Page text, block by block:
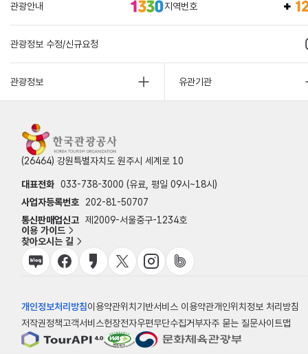
관광안내 지역번호
관광정보 수정/신규요청
관광정보 유관기관
(26464) 강원특별자치도 원주시 세계로 10
대표전화 033-738-3000 (유료, 평일 09시~18시)
사업자등록번호
202-81-50707
통신판매업신고 제2009-서울중구-1234호
이용 가이드
찾아오시는 길
개인정보처리방침이용약관위치기반서비스 이용약관개인위치정보 처리방침
저작권정책고객서비스헌장전자우편무단수집거부자주 묻는 질문사이트맵